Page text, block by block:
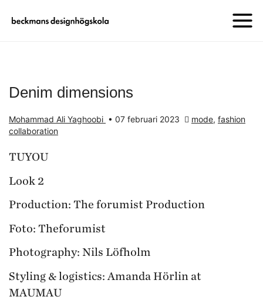
Denim dimensions
Mohammad Ali Yaghoobi • 07 februari 2023 mode, fashion
collaboration
TUYOU
Look 2
Production: The forumist Production
Foto: Theforumist
Photography: Nils Löfholm
Styling & logistics: Amanda Hörlin at
MAUMAU